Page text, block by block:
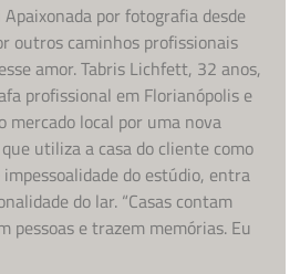
por fotografia desde
outros caminhos profissionais
amor. Tabris Lichfett, 32 anos,
profissional em Florianópolis e
mercado local por uma nova
utiliza a casa do cliente como
do estúdio, entra
do lar. “Casas contam
pessoas e trazem memórias. Eu